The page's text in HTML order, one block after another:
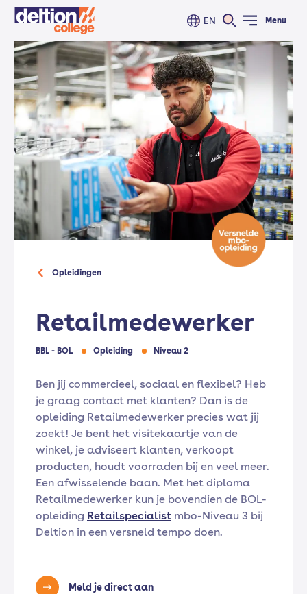
EN Menu
Opleidingen
Retailmedewerker
BBL - BOL Opleiding Niveau 2
Ben jij commercieel, sociaal en flexibel? Heb
je graag contact met klanten? Dan is de
opleiding Retailmedewerker precies wat jij
zoekt! Je bent het visitekaartje van de
winkel, je adviseert klanten, verkoopt
producten, houdt voorraden bij en veel meer.
Een afwisselende baan. Met het diploma
Retailmedewerker kun je bovendien de BOL-
opleiding Retailspecialist mbo-Niveau 3 bij
Deltion in een versneld tempo doen.
Meld je direct aan